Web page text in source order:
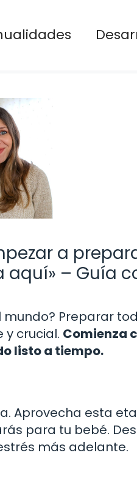
a
aquí» – Guía
Preparar
crucial. Comienza
listo a tiempo.
Aprovecha esta
para tu bebé.
más adelante.